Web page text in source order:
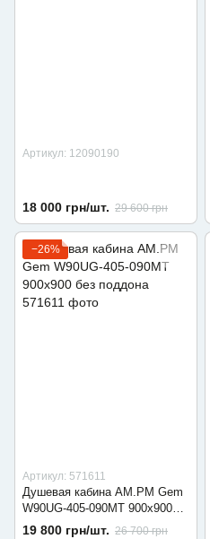
Артикул: 12090190
18 000 грн/шт. 29 600 грн
−26%
Артикул: 571611
Душевая кабина AM.PM Gem
W90UG-405-090MT 900х900
без поддона
19 800 грн/шт. 26 700 грн